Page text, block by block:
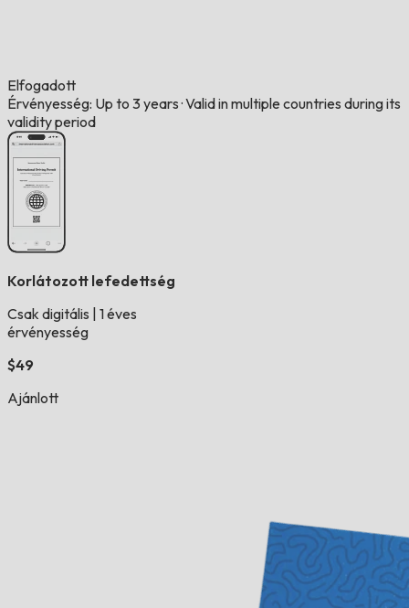
Elfogadott
Érvényesség: Up to 3 years ·Valid in multiple countries during its
validity period
Korlátozott lefedettség
Csak digitális 1 éves
érvényesség
$49
Ajánlott